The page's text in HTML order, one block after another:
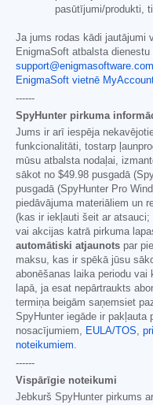
pasūtījumi/produkti,
Ja jums rodas kādi jautājumi
EnigmaSoft atbalsta dienestu
support@enigmasoftware.com
EnigmaSoft vietnē
------
SpyHunter pirkuma
Jums ir arī iespēja
funkcionalitāti, tostarp
mūsu atbalsta nodaļai,
sākot no $49.98 pusgadā
pusgadā (SpyHunter Pro
piedāvājuma materiāliem un
(kas ir iekļauti šeit ar
vai akcijas katrā pirkuma
automātiski atjaunots par
maksu, kas ir spēkā jūsu
abonēšanas laika periodu
lapā, ja esat nepārtraukts
termiņa beigām saņemsiet
SpyHunter iegāde ir pakļauta
nosacījumiem, EULA/TOS,
noteikumiem.
------
Vispārīgie noteikumi
Jebkurš SpyHunter pirkums